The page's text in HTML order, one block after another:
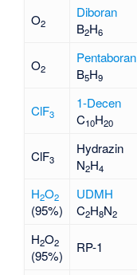
O2
Diboran
B2H6
O2
Pentaboran
B5H9
ClF3
1-Decen
C10H20
ClF3
Hydrazin
N2H4
H2O2
(95%)
UDMH
C2H8N2
H2O2
(95%)
RP-1